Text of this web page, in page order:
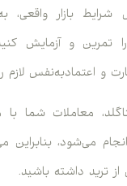
شرایط بازار
را تمرین و آزمایش
و اعتمادبه‌نفس لازم
معاملات شما با
می‌شود، بنابراین
از ترید داشته باشید.